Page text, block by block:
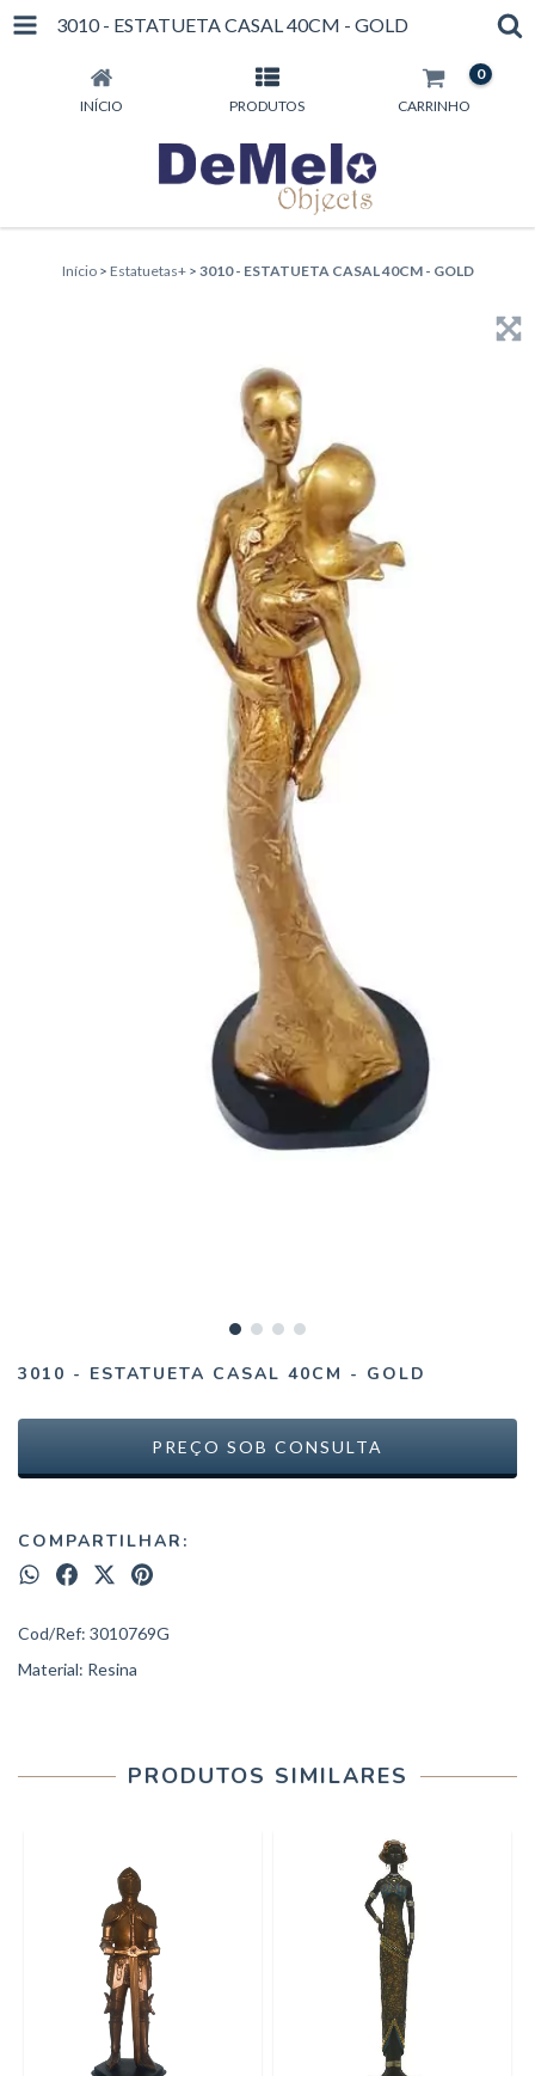
3010 - ESTATUETA CASAL 40CM - GOLD
INÍCIO PRODUTOS CARRINHO
0
Início > Estatuetas+ > 3010 - ESTATUETA CASAL 40CM - GOLD
3010 - ESTATUETA CASAL 40CM - GOLD
COMPARTILHAR:
Cod/Ref: 3010769G
Material: Resina
PRODUTOS SIMILARES